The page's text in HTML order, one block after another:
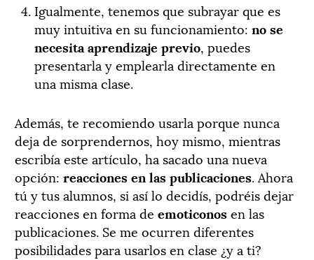
Igualmente, tenemos que subrayar que es
muy intuitiva en su funcionamiento:no se
necesita aprendizaje previo, puedes
presentarla y emplearla directamente en
una misma clase.
Además, te recomiendo usarla porque nunca
deja de sorprendernos, hoy mismo, mientras
escribía este artículo, ha sacado una nueva
opción: reacciones en las publicaciones. Ahora
tú y tus alumnos, si así lo decidís, podréis dejar
reacciones en forma de emoticonosen las
publicaciones. Se me ocurren diferentes
posibilidades para usarlos en clase ¿y a ti?